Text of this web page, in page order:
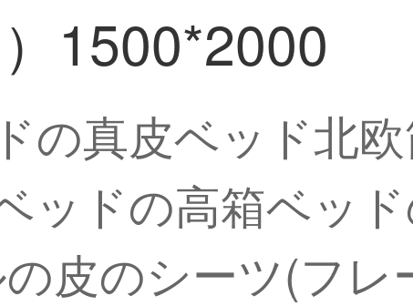
1500*2000
の真皮ベッド北
ッドの高箱ベッ
皮のシーツ(フ